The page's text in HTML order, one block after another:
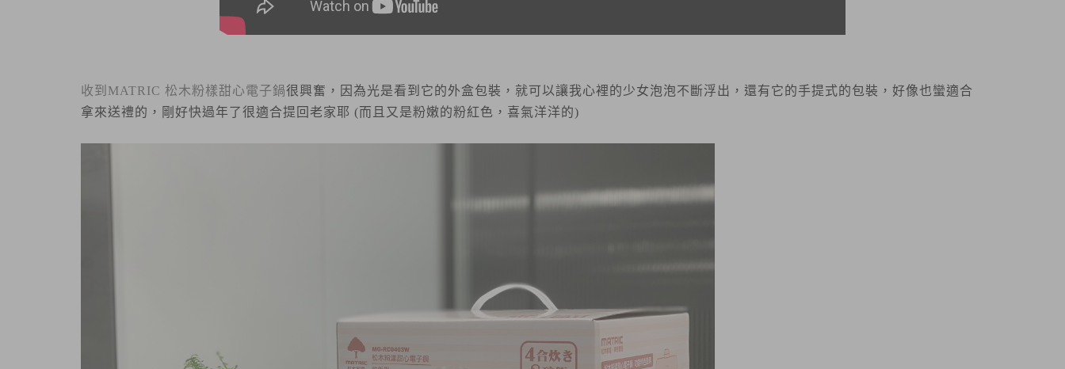
收到MATRIC 松木粉樣甜心電子鍋很興奮，因為光是看到它的外盒包裝，就可以讓我心裡的少女泡泡不斷浮出，還有它的手提式的包裝，好像也蠻適合
拿來送禮的，剛好快過年了很適合提回老家耶 (而且又是粉嫩的粉紅色，喜氣洋洋的)